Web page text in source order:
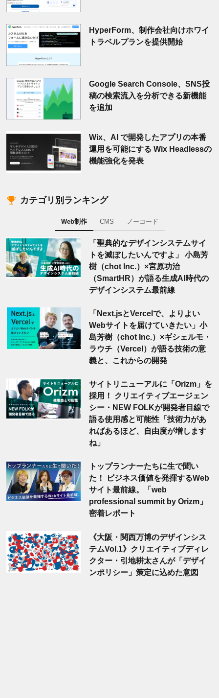
HyperForm、制作会社向けホワイ
トラベルプランを提供開始
Google Search Console、SNS投
稿の検索流入を分析できる新機能
を追加
Wix、AI で開発したアプリの本番
運用を可能にする Wix Headlessの
機能強化を発表
カテゴリ別ランキング
Web制作 CMS ノーコード
「聖典的なデザインシステムサイ
トを滅ぼしたいんですよ」 小島芳
樹（chot Inc.）×宮原功治
（SmartHR）が語る生成AI時代の
デザインシステム最前線
「Next.jsとVercelで、よりよい
Webサイトを届けていきたい」小
島芳樹（chot Inc.）×ギシェルモ・
ラウチ（Vercel）が語る技術の意
義と、これからの開発
サイトリニューアルに「Orizm」を
採用！ クリエイティブエージェン
シー・NEW FOLKが開発者目線で
語る使用感と可能性「技術力があ
ればあるほど、自由度が増します
ね」
トップランナーたちに生で聞い
た！ ビジネス価値を発揮するWeb
サイト最前線。「web
professional summit by Orizm」
密着レポート
《大阪・関西万博のデザインシス
テムVol.1》クリエイティブディレ
クター・引地耕太さんが「デザイ
ンポリシー」策定に込めた意図